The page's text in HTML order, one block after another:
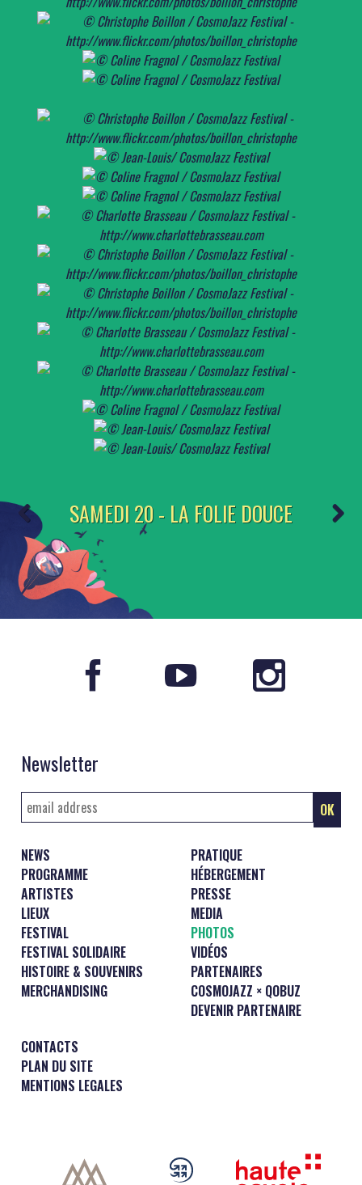
SAMEDI 20 - LA FOLIE DOUCE
Newsletter
NEWS
PROGRAMME
ARTISTES
LIEUX
FESTIVAL
FESTIVAL SOLIDAIRE
HISTOIRE & SOUVENIRS
MERCHANDISING
PRATIQUE
HÉBERGEMENT
PRESSE
MEDIA
PHOTOS
VIDÉOS
PARTENAIRES
COSMOJAZZ × QOBUZ
DEVENIR PARTENAIRE
CONTACTS
PLAN DU SITE
MENTIONS LEGALES